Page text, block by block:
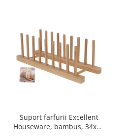
Suport farfurii Excellent
Houseware, bambus, 34x12